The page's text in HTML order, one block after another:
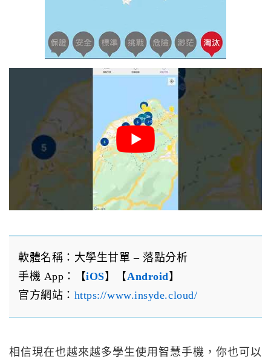
軟體名稱：大學生甘單 – 落點分析
手機 App：【iOS】【Android】
官方網站： https://www.insyde.cloud/
相信現在也越來越多學生使用智慧手機，你也可以